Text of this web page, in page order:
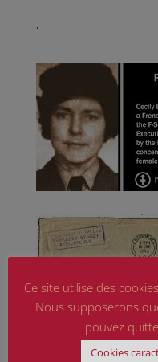
.
Ce site utilise des
Nous supposerons
pouvez
Cookies